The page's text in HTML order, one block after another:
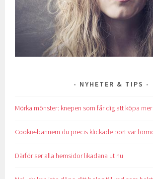
NYHETER & TIPS
Mörka mönster: knepen som får dig att köpa
Cookie-bannern du precis klickade bort var
Därför ser alla hemsidor likadana ut nu